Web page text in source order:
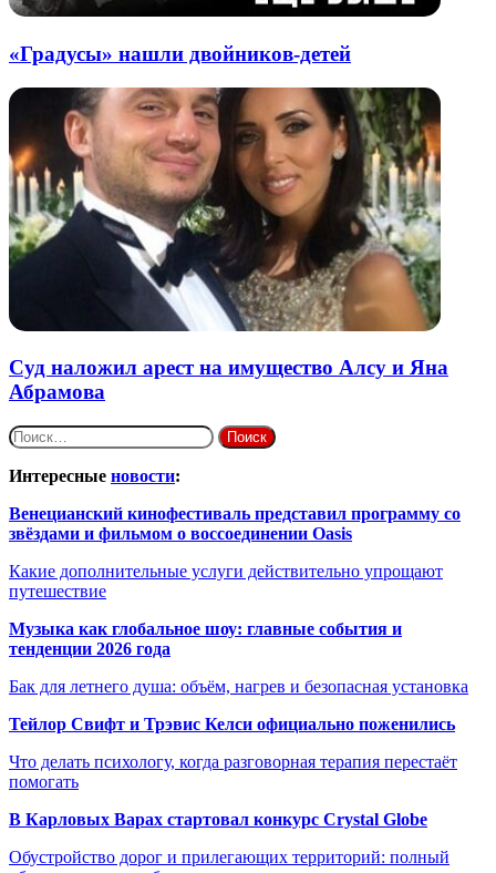
«Градусы» нашли двойников-детей
Суд наложил арест на имущество Алсу и Яна
Абрамова
Найти:
Интересные новости:
Венецианский кинофестиваль представил программу со
звёздами и фильмом о воссоединении Oasis
Какие дополнительные услуги действительно упрощают
путешествие
Музыка как глобальное шоу: главные события и
тенденции 2026 года
Бак для летнего душа: объём, нагрев и безопасная установка
Тейлор Свифт и Трэвис Келси официально поженились
Что делать психологу, когда разговорная терапия перестаёт
помогать
В Карловых Варах стартовал конкурс Crystal Globe
Обустройство дорог и прилегающих территорий: полный